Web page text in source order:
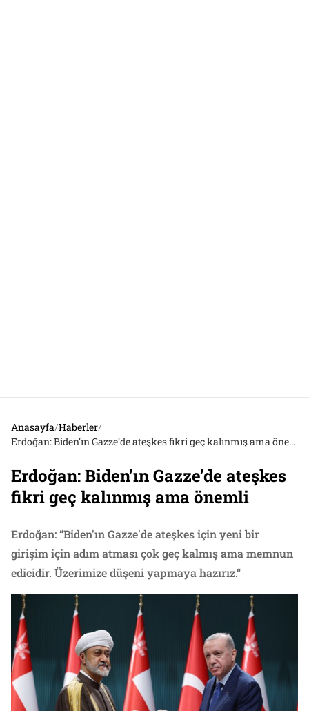
Anasayfa/Haberler/
Erdoğan: Biden’ın Gazze’de ateşkes fikri geç kalınmış ama önemli
Erdoğan: Biden’ın Gazze’de ateşkes
fikri geç kalınmış ama önemli
Erdoğan: “Biden'ın Gazze'de ateşkes için yeni bir
girişim için adım atması çok geç kalmış ama memnun
edicidir. Üzerimize düşeni yapmaya hazırız.“